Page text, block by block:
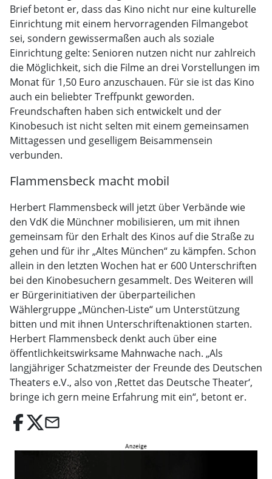
Brief betont er, dass das Kino nicht nur eine kulturelle
Einrichtung mit einem hervorragenden Filmangebot
sei, sondern gewissermaßen auch als soziale
Einrichtung gelte: Senioren nutzen nicht nur zahlreich
die Möglichkeit, sich die Filme an drei Vorstellungen im
Monat für 1,50 Euro anzuschauen. Für sie ist das Kino
auch ein beliebter Treffpunkt geworden.
Freundschaften haben sich entwickelt und der
Kinobesuch ist nicht selten mit einem gemeinsamen
Mittagessen und geselligem Beisammensein
verbunden.
Flammensbeck macht mobil
Herbert Flammensbeck will jetzt über Verbände wie
den VdK die Münchner mobilisieren, um mit ihnen
gemeinsam für den Erhalt des Kinos auf die Straße zu
gehen und für ihr „Altes München“ zu kämpfen. Schon
allein in den letzten Wochen hat er 600 Unterschriften
bei den Kinobesuchern gesammelt. Des Weiteren will
er Bürgerinitiativen der überparteilichen
Wählergruppe „München-Liste“ um Unterstützung
bitten und mit ihnen Unterschriftenaktionen starten.
Herbert Flammensbeck denkt auch über eine
öffentlichkeitswirksame Mahnwache nach. „Als
langjähriger Schatzmeister der Freunde des Deutschen
Theaters e.V., also von ‚Rettet das Deutsche Theater‘,
bringe ich gern meine Erfahrung mit ein“, betont er.
email